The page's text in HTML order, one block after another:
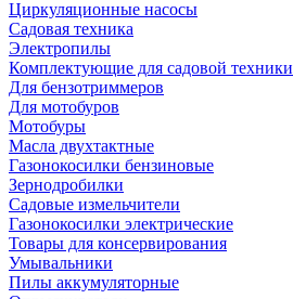
Циркуляционные насосы
Садовая техника
Электропилы
Комплектующие для садовой техники
Для бензотриммеров
Для мотобуров
Мотобуры
Масла двухтактные
Газонокосилки бензиновые
Зернодробилки
Садовые измельчители
Газонокосилки электрические
Товары для консервирования
Умывальники
Пилы аккумуляторные